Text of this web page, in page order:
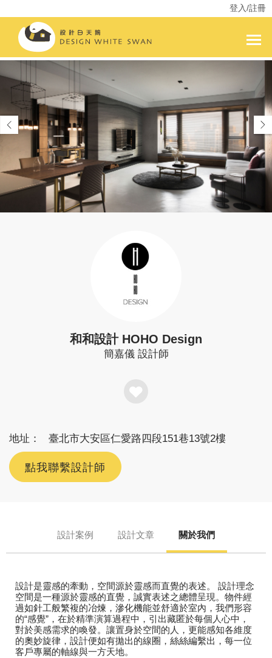
登入/註冊
和和設計 HOHO Design
簡嘉儀 設計師
地址： 臺北市大安區仁愛路四段151巷13號2樓
點我聯繫設計師
設計案例 設計文章 關於我們
設計是靈感的牽動，空間源於靈感而直覺的表述。 設計理念
空間是一種源於靈感的直覺，誠實表述之總體呈現。物件經
過如針工般繁複的冶煉，滲化機能並舒適於室內，我們形容
的“感覺”，在於精準演算過程中，引出藏匿於每個人心中，
對於美感需求的喚發。讓置身於空間的人，更能感知各維度
的奧妙旋律，設計便如有拋出的線圈，絲絲編繫出，每一位
客戶專屬的軸線與一方天地。